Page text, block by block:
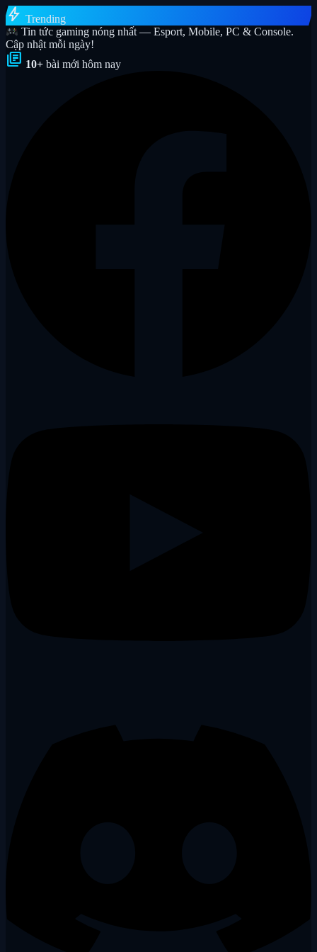
bolt Trending
Tin tức gaming nóng nhất — Esport, Mobile, PC & Console.
Cập nhật mỗi ngày!
library_books 10+ bài mới hôm nay